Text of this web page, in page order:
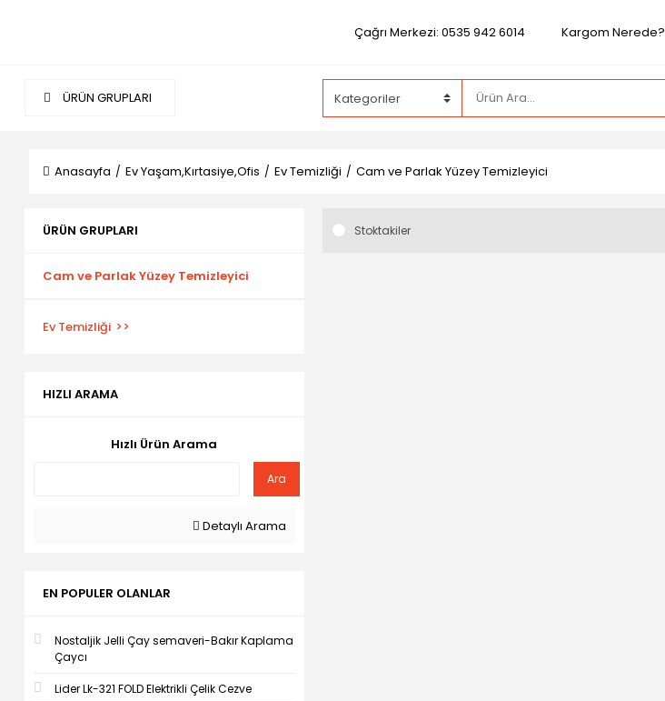
Çağrı Merkezi: 0535 942 6014 Kargom Nerede?
ÜRÜN GRUPLARI
Anasayfa Ev Yaşam,Kırtasiye,Ofis Ev Temizliği Cam ve Parlak Yüzey Temizleyici
ÜRÜN GRUPLARI
Cam ve Parlak Yüzey Temizleyici
Ev Temizliği
HIZLI ARAMA
Hızlı Ürün Arama
Ara
Detaylı Arama
EN POPULER OLANLAR
Nostaljik Jelli Çay semaveri-Bakır Kaplama
Çaycı
Lider Lk-321 FOLD Elektrikli Çelik Cezve
Stoktakiler